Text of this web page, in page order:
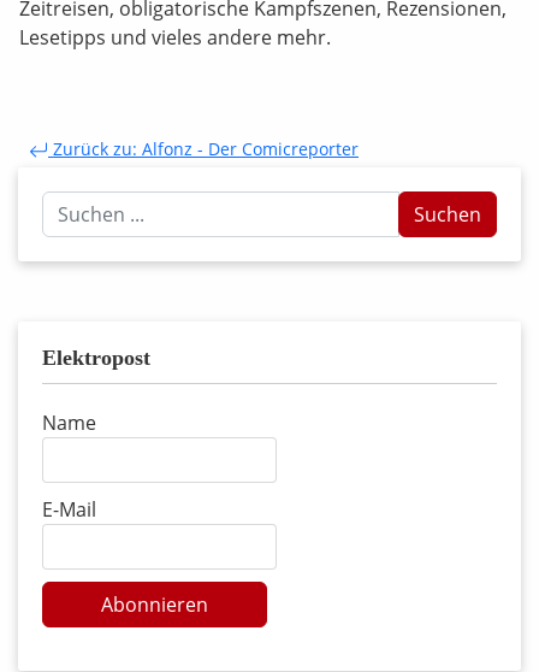
Zeitreisen, obligatorische Kampfszenen, Rezensionen,
Lesetipps und vieles andere mehr.
Zurück zu: Alfonz - Der Comicreporter
Suchen
...
Suchen
Elektropost
Name
E-Mail
Abonnieren